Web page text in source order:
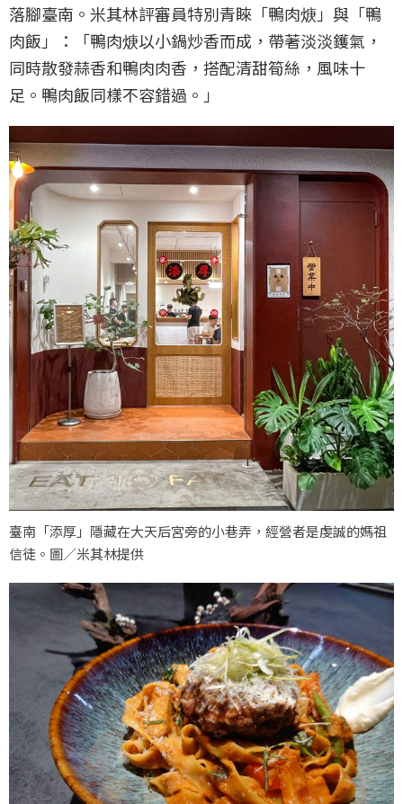
落腳臺南。米其林評審員特別青睞「鴨肉焿」與「鴨
肉飯」：「鴨肉焿以小鍋炒香而成，帶著淡淡鑊氣，
同時散發蒜香和鴨肉肉香，搭配清甜筍絲，風味十
足。鴨肉飯同樣不容錯過。」
臺南「添厚」隱藏在大天后宮旁的小巷弄，經營者是虔誠的媽祖
信徒。圖／米其林提供